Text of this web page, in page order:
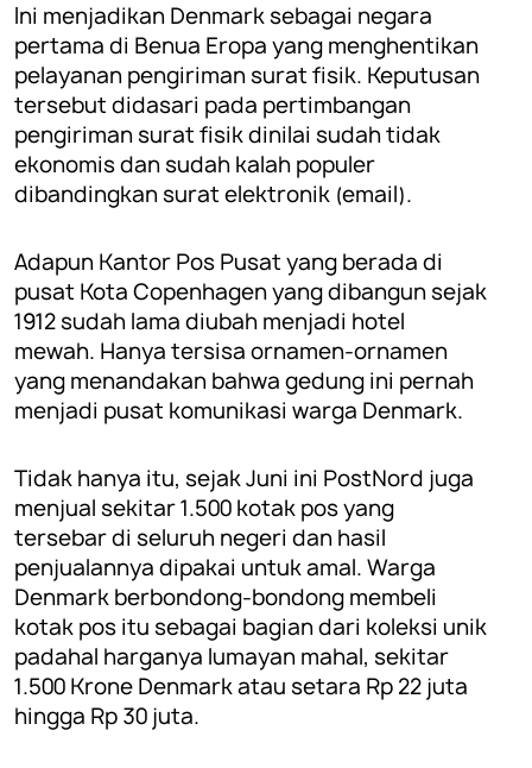
Ini menjadikan Denmark sebagai negara
pertama di Benua Eropa yang menghentikan
pelayanan pengiriman surat fisik. Keputusan
tersebut didasari pada pertimbangan
pengiriman surat fisik dinilai sudah tidak
ekonomis dan sudah kalah populer
dibandingkan surat elektronik (email).
Adapun Kantor Pos Pusat yang berada di
pusat Kota Copenhagen yang dibangun sejak
1912 sudah lama diubah menjadi hotel
mewah. Hanya tersisa ornamen-ornamen
yang menandakan bahwa gedung ini pernah
menjadi pusat komunikasi warga Denmark.
Tidak hanya itu, sejak Juni ini PostNord juga
menjual sekitar 1.500 kotak pos yang
tersebar di seluruh negeri dan hasil
penjualannya dipakai untuk amal. Warga
Denmark berbondong-bondong membeli
kotak pos itu sebagai bagian dari koleksi unik
padahal harganya lumayan mahal, sekitar
1.500 Krone Denmark atau setara Rp 22 juta
hingga Rp 30 juta.